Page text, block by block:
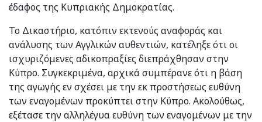
έδαφος της Κυπριακής Δημοκρατίας.
Το Δικαστήριο, κατόπιν εκτενούς αναφοράς και
ανάλυσης των Αγγλικών αυθεντιών, κατέληξε ότι οι
ισχυριζόμενες αδικοπραξίες διεπράχθησαν στην
Κύπρο. Συγκεκριμένα, αρχικά συμπέρανε ότι η βάση
της αγωγής εν σχέσει με την εκ προστήσεως ευθύνη
των εναγομένων προκύπτει στην Κύπρο. Ακολούθως,
εξέτασε την αλληλέγυα ευθύνη των εναγομένων με την